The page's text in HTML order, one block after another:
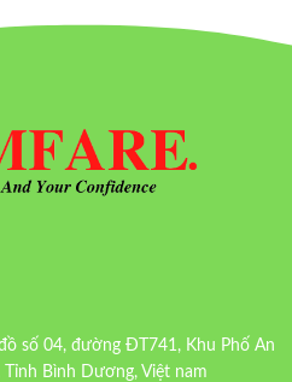
số 04, đường ĐT741, Khu Phố An
Tỉnh Bình Dương, Việt nam